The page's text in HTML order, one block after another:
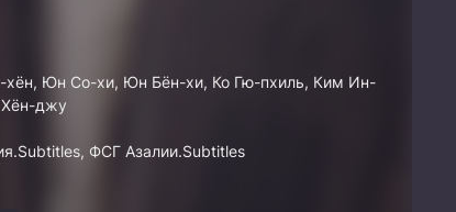
хён, Юн Со-хи, Юн Бён-хи, Ко Гю-пхиль, Ким Ин-
джу
ФСГ Азалии.Subtitles